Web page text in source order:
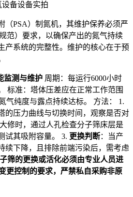
备设备实拍
（PSA）制氮机，其维护保养必须严
范）要求，以确保产出的氮气持续
产系统的完整性。维护的核心在于预
监测与维护 周期：每运行6000小时
标准：塔体压差应在正常工作范围
气纯度与露点持续达标。 方法： 1.
的压力曲线与切换时间，观察是否对
修时，通过人孔检查分子筛床层是
试其吸附容量。 3. 更换判断：当产
续下降，且排除前端污染后，需考虑
筛的更换或活化必须由专业人员进
更控制的要求，严禁私自采购非原